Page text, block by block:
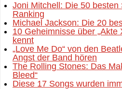
Joni Mitchell: Die 50 besten
Ranking
Michael Jackson: Die 20
10 Geheimnisse über „Akte
kennt
„Love Me Do“ von den
Angst der Band hören
The Rolling Stones: Das
Bleed“
Diese 17 Songs wurden